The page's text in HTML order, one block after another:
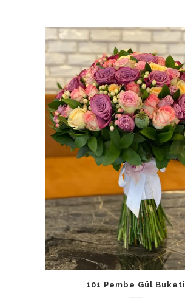
101 Pembe Gül Buketi